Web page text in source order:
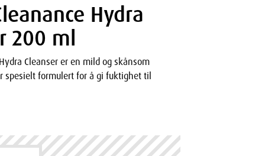
Hydra
200 ml
Cleanser er en mild og skånsom
spesielt formulert for å gi fuktighet til